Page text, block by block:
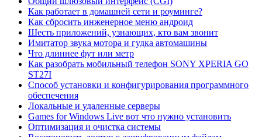
Как работает в домашней сети и роуминге?
Как сбросить инженерное меню андроид
Шесть приложений, узнающих, кто вам звонит
Имитатор звука мотора и гудка автомашины
Что длиннее фут или метр
Как разобрать мобильный телефон SONY XPERIA GO
ST27I
Способ установки и конфигурирования программного
обеспечения
Локальные и удаленные серверы
Games for Windows Live вот что нужно установить
Оптимизация и очистка системы